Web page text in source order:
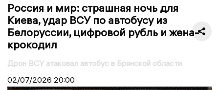
Россия и мир: страшная ночь для
Киева, удар ВСУ по автобусу из
Белоруссии, цифровой рубль и жена-
крокодил
Дрон ВСУ атаковал автобус в Брянской области
02/07/2026 20:00